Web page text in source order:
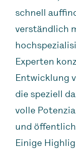
schnell
verständlich
Experten
Entwicklung
die speziell
volle
und
Einige